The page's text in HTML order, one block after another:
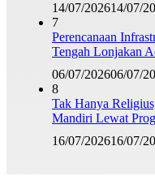
14/07/202614/07/
7
Perencanaan
Tengah Lonjakan
06/07/202606/07/
8
Tak Hanya
Mandiri Lewat
16/07/202616/07/